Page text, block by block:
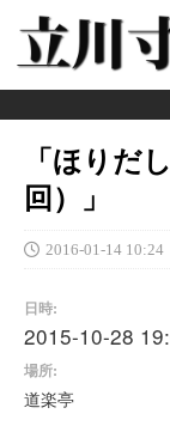
「ほりだ
回）」
2016-01-14 10:24
日時:
2015-10-28
場所:
道楽亭